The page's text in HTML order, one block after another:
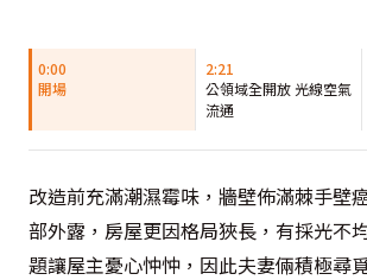
0:00
開場
2:21
公領域全開放 光線空氣
流通
改造前充滿潮濕霉味，牆壁佈滿棘手壁
部外露，房屋更因格局狹長，有採光不
題讓屋主憂心忡忡，因此夫妻倆積極尋